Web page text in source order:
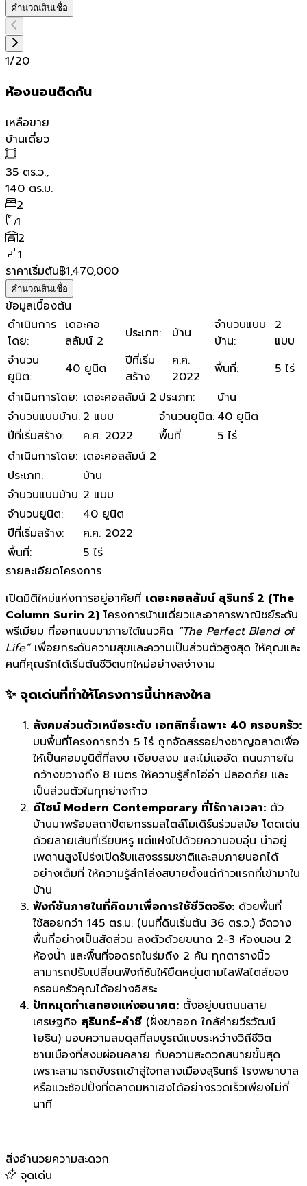
คำนวณสินเชื่อ
1/20
ห้องนอนติดกัน
เหลือขาย
บ้านเดี่ยว
35 ตร.ว.,
140 ตร.ม.
2
1
2
1
ราคาเริ่มต้น฿1,470,000
คำนวณสินเชื่อ
ข้อมูลเบื้องต้น
ดำเนินการ
โดย:
เดอะคอ
ลลัมน์ 2
ประเภท: บ้าน
จำนวนแบบ
บ้าน:
2
แบบ
จำนวน
ยูนิต: 40 ยูนิต
ปีที่เริ่ม
สร้าง:
ค.ศ.
2022
พื้นที่:
5 ไร่
ดำเนินการโดย: เดอะคอลลัมน์ 2 ประเภท:
บ้าน
จำนวนแบบบ้าน: 2 แบบ จำนวนยูนิต: 40 ยูนิต
ปีที่เริ่มสร้าง: ค.ศ. 2022 พื้นที่:
5 ไร่
ดำเนินการโดย: เดอะคอลลัมน์ 2
ประเภท:
บ้าน
จำนวนแบบบ้าน: 2 แบบ
จำนวนยูนิต:
40 ยูนิต
ปีที่เริ่มสร้าง:
ค.ศ. 2022
พื้นที่:
5 ไร่
รายละเอียดโครงการ
เปิดมิติใหม่แห่งการอยู่อาศัยที่ เดอะคอลลัมน์ สุรินทร์ 2 (The
Column Surin 2) โครงการบ้านเดี่ยวและอาคารพาณิชย์ระดับ
พรีเมียม ที่ออกแบบมาภายใต้แนวคิด “The Perfect Blend of
Life”เพื่อยกระดับความสุขและความเป็นส่วนตัวสูงสุด ให้คุณและ
คนที่คุณรักได้เริ่มต้นชีวิตบทใหม่อย่างสง่างาม
✨ จุดเด่นที่ทำให้โครงการนี้น่าหลงใหล
สังคมส่วนตัวเหนือระดับ เอกสิทธิ์เฉพาะ 40 ครอบครัว:
บนพื้นที่โครงการกว่า 5 ไร่ ถูกจัดสรรอย่างชาญฉลาดเพื่อ
ให้เป็นคอมมูนิตี้ที่สงบ เงียบสงบ และไม่แออัด ถนนภายใน
กว้างขวางถึง 8 เมตร ให้ความรู้สึกโอ่อ่า ปลอดภัย และ
เป็นส่วนตัวในทุกย่างก้าว
ดีไซน์ Modern Contemporary ที่ไร้กาลเวลา: ตัว
บ้านมาพร้อมสถาปัตยกรรมสไตล์โมเดิร์นร่วมสมัย โดดเด่น
ด้วยลายเส้นที่เรียบหรู แต่แฝงไปด้วยความอบอุ่น น่าอยู่
เพดานสูงโปร่งเปิดรับแสงธรรมชาติและลมภายนอกได้
อย่างเต็มที่ ให้ความรู้สึกโล่งสบายตั้งแต่ก้าวแรกที่เข้ามาใน
บ้าน
ฟังก์ชันภายในที่คิดมาเพื่อการใช้ชีวิตจริง: ด้วยพื้นที่
ใช้สอยกว่า 145 ตร.ม. (บนที่ดินเริ่มต้น 36 ตร.ว.) จัดวาง
พื้นที่อย่างเป็นสัดส่วน ลงตัวด้วยขนาด 2-3 ห้องนอน 2
ห้องน้ำ และพื้นที่จอดรถในร่มถึง 2 คัน ทุกตารางนิ้ว
สามารถปรับเปลี่ยนฟังก์ชันให้ยืดหยุ่นตามไลฟ์สไตล์ของ
ครอบครัวคุณได้อย่างอิสระ
ปักหมุดทำเลทองแห่งอนาคต: ตั้งอยู่บนถนนสาย
เศรษฐกิจ สุรินทร์-ลำชี (ฝั่งขาออก ใกล้ค่ายวีรวัฒน์
โยธิน) มอบความสมดุลที่สมบูรณ์แบบระหว่างวิถีชีวิต
ชานเมืองที่สงบผ่อนคลาย กับความสะดวกสบายขั้นสุด
เพราะสามารถขับรถเข้าสู่ใจกลางเมืองสุรินทร์ โรงพยาบาล
หรือแวะช้อปปิ้งที่ตลาดมหาเฮงได้อย่างรวดเร็วเพียงไม่กี่
นาที
สิ่งอำนวยความสะดวก
จุดเด่น